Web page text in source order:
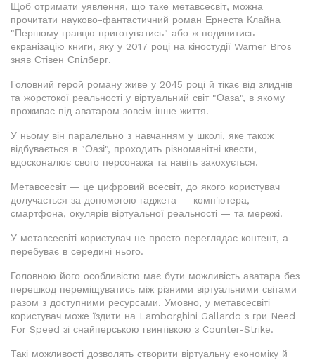
Щоб отримати уявлення, що таке метавсесвіт, можна
прочитати науково-фантастичний роман Ернеста Клайна
"Першому гравцю приготуватись" або ж подивитись
екранізацію книги, яку у 2017 році на кіностудії Warner Bros
зняв Стівен Спілберг.
Головний герой роману живе у 2045 році й тікає від злиднів
та жорстокої реальності у віртуальний світ "Оаза", в якому
проживає під аватаром зовсім інше життя.
У ньому він паралельно з навчанням у школі, яке також
відбувається в "Оазі", проходить різноманітні квести,
вдосконалює свого персонажа та навіть закохується.
Метавсесвіт — це цифровий всесвіт, до якого користувач
долучається за допомогою гаджета — комп'ютера,
смартфона, окулярів віртуальної реальності — та мережі.
У метавсесвіті користувач не просто переглядає контент, а
перебуває в середині нього.
Головною його особливістю має бути можливість аватара без
перешкод переміщуватись між різними віртуальними світами
разом з доступними ресурсами. Умовно, у метавсесвіті
користувач може їздити на Lamborghini Gallardo з гри Need
For Speed зі снайперською гвинтівкою з Counter-Strike.
Такі можливості дозволять створити віртуальну економіку й